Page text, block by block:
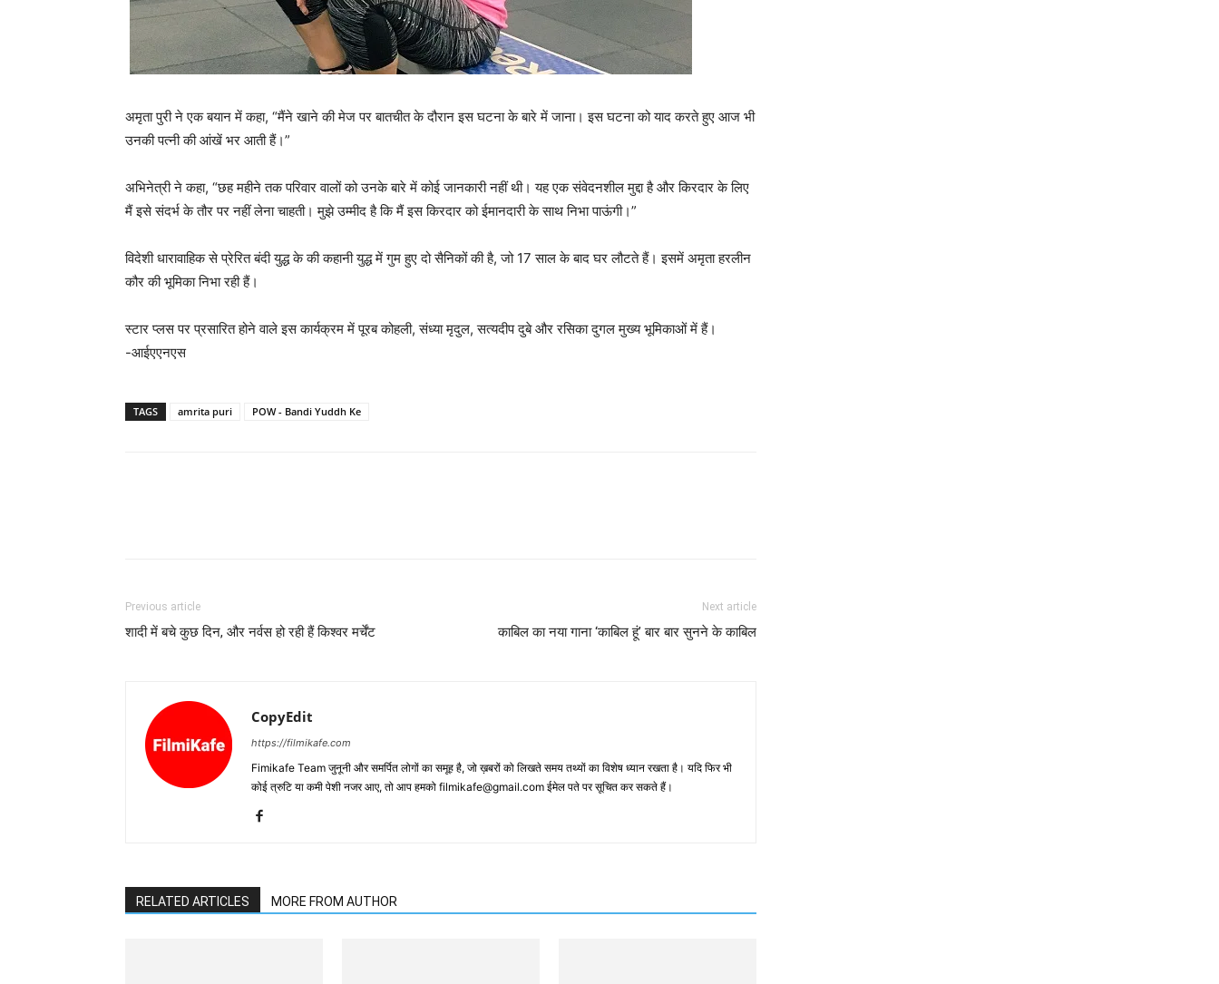
अमृता पुरी ने एक बयान में कहा, “मैंने खाने की मेज पर बातचीत के दौरान इस घटना के बारे में जाना। इस घटना को याद करते हुए आज भी
उनकी पत्नी की आंखें भर आती हैं।”
अभिनेत्री ने कहा, “छह महीने तक परिवार वालों को उनके बारे में कोई जानकारी नहीं थी। यह एक संवेदनशील मुद्दा है और किरदार के लिए
मैं इसे संदर्भ के तौर पर नहीं लेना चाहती। मुझे उम्मीद है कि मैं इस किरदार को ईमानदारी के साथ निभा पाऊंगी।”
विदेशी धारावाहिक से प्रेरित बंदी युद्ध के की कहानी युद्ध में गुम हुए दो सैनिकों की है, जो 17 साल के बाद घर लौटते हैं। इसमें अमृता हरलीन
कौर की भूमिका निभा रही हैं।
स्टार प्लस पर प्रसारित होने वाले इस कार्यक्रम में पूरब कोहली, संध्या मृदुल, सत्यदीप दुबे और रसिका दुगल मुख्य भूमिकाओं में हैं।
-आईएएनएस
TAGS amrita puri POW - Bandi Yuddh Ke
Previous article
शादी में बचे कुछ दिन, और नर्वस हो रही हैं किश्‍वर मर्चेंट
Next article
काबिल का नया गाना ‘काबिल हूं’ बार बार सुनने के काबिल
CopyEdit
https://filmikafe.com
Fimikafe Team जुनूनी और समर्पित लोगों का समूह है, जो ख़बरों को लिखते समय तथ्‍यों का विशेष ध्‍यान रखता है। यदि फिर भी
कोई त्रुटि या कमी पेशी नजर आए, तो आप हमको filmikafe@gmail.com ईमेल पते पर सूचित कर सकते हैं।
RELATED ARTICLES MORE FROM AUTHOR